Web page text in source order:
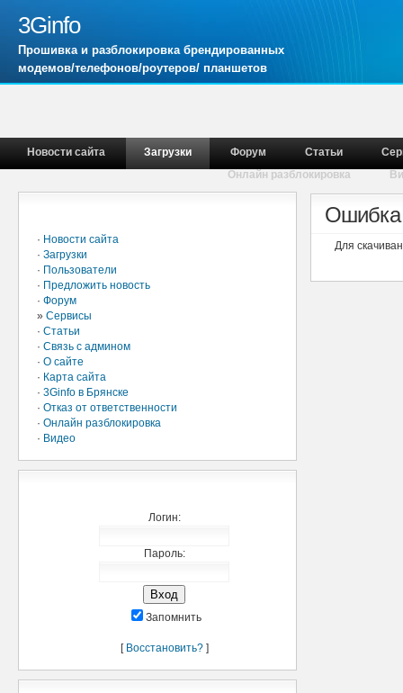
3Ginfo
Прошивка и разблокировка брендированных
модемов/телефонов/роутеров/ планшетов
Новости сайта Загрузки Форум Статьи
Онлайн разблокировка
· Новости сайта
· Загрузки
· Пользователи
· Предложить новость
· Форум
» Сервисы
· Статьи
· Связь с админом
· О сайте
· Карта сайта
· 3Ginfo в Брянске
· Отказ от ответственности
· Онлайн разблокировка
· Видео
Логин:
Пароль:
Запомнить
[ Восстановить?]
Ошибка
Для